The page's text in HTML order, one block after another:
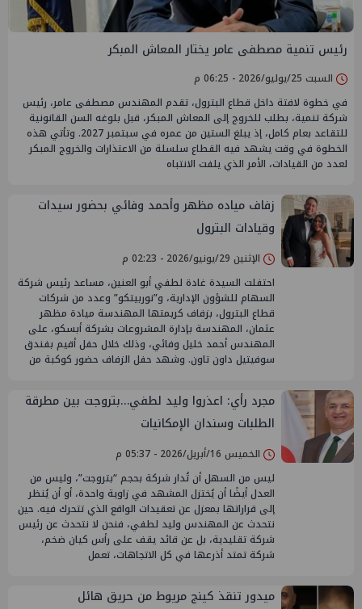
رئيس تنمية مصطفى عامر يختار المعاش المبكر
السبت 25/يوليو/2026 - 06:25 م
في خطوة لافتة داخل قطاع البترول، تقدم المهندس مصطفى عامر، رئيس
شركة تنمية، بطلب للخروج إلى المعاش المبكر، قبل بلوغه السن القانونية
للتقاعد بعام كامل، إذ يبلغ الستين من عمره في سبتمبر 2027. وتأتي هذه
الخطوة في وقت يشهد فيه القطاع سلسلة من الاعتذارات والخروج المبكر
لعدد من القيادات، الأمر الذي يلفت الانتباه
زفاف مياده مظهر وأحمد وفائي بحضور سيدات
وقيادات البترول
الإثنين 29/يونيو/2026 - 02:23 م
احتفلت السيدة غادة لطفي أبو العنين، مساعد رئيس شركة
السهام للشؤون الإدارية، و”نوربيتكو” وعدد من شركات
قطاع البترول، بزفاف كريمتها المهندسة ميادة مظهر
عثمان، المهندسة بإدارة المشروعات بشركة أبسكو، على
المهندس أحمد خليل وفائي، وذلك خلال حفل أقيم بفندق
سوفيتيل داون تاون. وشهد حفل الزفاف حضور كوكبة من
مجرد رأي: اعذروا وليد لطفي…بتروجت بين مطرقة
الطلبات وسندان الإمكانيات
الخميس 16/أبريل/2026 - 05:37 م
ليس من السهل أن تُدار شركة بحجم “بتروجت”، وليس من
العدل أيضًا أن يُختزل المشهد في زاوية واحدة، أو أن يُنظر
إلى قراراتها بمعزل عن تعقيدات الواقع الذي تتحرك فيه. حين
نتحدث عن المهندس وليد لطفي، فنحن لا نتحدث عن رئيس
شركة تقليدية، بل عن قائد يقف على رأس كيان ضخم،
شركة تمتد أذرعها في كل الاتجاهات، تعمل
ميدور تنقذ كينج مريوط من حريق هائل